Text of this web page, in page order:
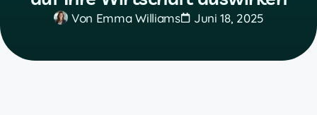
Von Emma Williams Juni 18, 2025